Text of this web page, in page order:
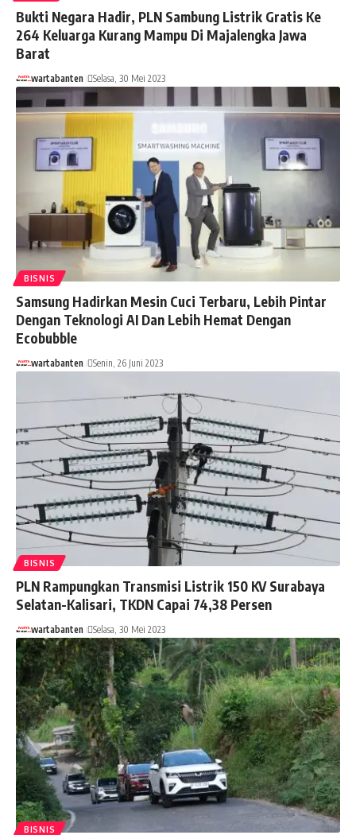
Bukti Negara Hadir, PLN Sambung Listrik Gratis Ke
264 Keluarga Kurang Mampu Di Majalengka Jawa
Barat
wartabanten Selasa, 30 Mei 2023
BISNIS
Samsung Hadirkan Mesin Cuci Terbaru, Lebih Pintar
Dengan Teknologi AI Dan Lebih Hemat Dengan
Ecobubble
wartabanten Senin, 26 Juni 2023
BISNIS
PLN Rampungkan Transmisi Listrik 150 KV Surabaya
Selatan-Kalisari, TKDN Capai 74,38 Persen
wartabanten Selasa, 30 Mei 2023
BISNIS